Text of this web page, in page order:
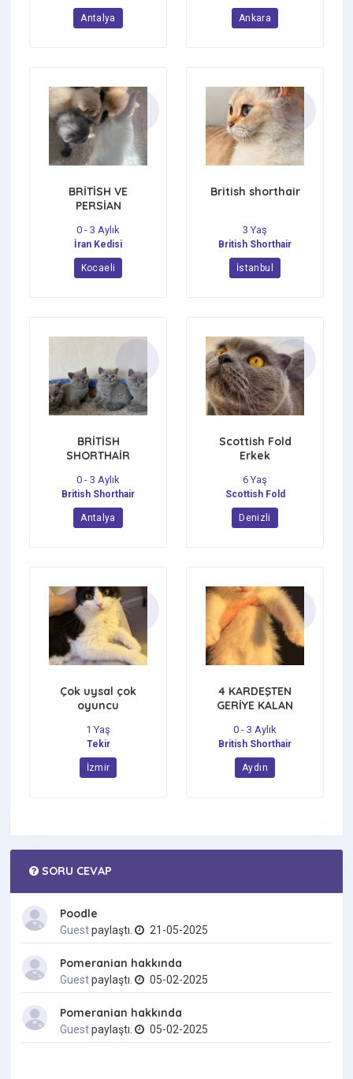
Antalya Ankara
BRİTİSH VE
PERSİAN
0 - 3 Aylık
İran Kedisi
Kocaeli
British shorthair
3 Yaş
British Shorthair
İstanbul
BRİTİSH
SHORTHAİR
0 - 3 Aylık
British Shorthair
Antalya
Scottish Fold
Erkek
6 Yaş
Scottish Fold
Denizli
Çok uysal çok
oyuncu
1 Yaş
Tekir
İzmir
4 KARDEŞTEN
GERİYE KALAN
0 - 3 Aylık
British Shorthair
Aydın
SORU CEVAP
Poodle
Guestpaylaştı. 21-05-2025
Pomeranian hakkında
Guestpaylaştı. 05-02-2025
Pomeranian hakkında
Guestpaylaştı. 05-02-2025